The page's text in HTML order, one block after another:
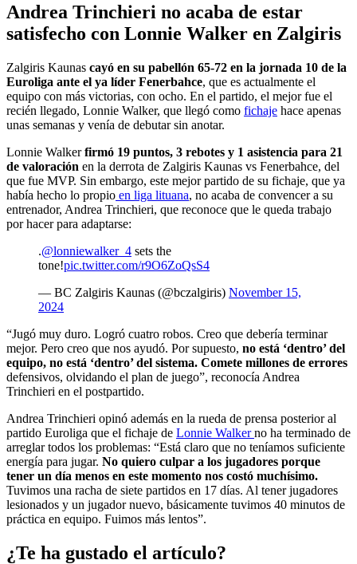
Andrea Trinchieri no acaba de estar
satisfecho con Lonnie Walker en Zalgiris
Zalgiris Kaunas cayó en su pabellón 65-72 en la jornada 10 de la
Euroliga ante el ya líder Fenerbahce, que es actualmente el
equipo con más victorias, con ocho. En el partido, el mejor fue el
recién llegado, Lonnie Walker, que llegó como fichaje hace apenas
unas semanas y venía de debutar sin anotar.
Lonnie Walkerfirmó 19 puntos, 3 rebotes y 1 asistencia para 21
de valoración en la derrota de Zalgiris Kaunas vs Fenerbahce, del
que fue MVP. Sin embargo, este mejor partido de su fichaje, que ya
había hecho lo propio en liga lituana, no acaba de convencer a su
entrenador, Andrea Trinchieri, que reconoce que le queda trabajo
por hacer para adaptarse:
.@lonniewalker_4 sets the
tone!pic.twitter.com/r9O6ZoQsS4
— BC Zalgiris Kaunas (@bczalgiris) November 15,
2024
“Jugó muy duro. Logró cuatro robos. Creo que debería terminar
mejor. Pero creo que nos ayudó. Por supuesto, no está ‘dentro’ del
equipo, no está ‘dentro’ del sistema. Comete millones de errores
defensivos, olvidando el plan de juego”, reconocía Andrea
Trinchieri en el postpartido.
Andrea Trinchieri opinó además en la rueda de prensa posterior al
partido Euroliga que el fichaje de Lonnie Walkerno ha terminado de
arreglar todos los problemas: “Está claro que no teníamos suficiente
energía para jugar. No quiero culpar a los jugadores porque
tener un día menos en este momento nos costó muchísimo.
Tuvimos una racha de siete partidos en 17 días. Al tener jugadores
lesionados y un jugador nuevo, básicamente tuvimos 40 minutos de
práctica en equipo. Fuimos más lentos”.
¿Te ha gustado el artículo?